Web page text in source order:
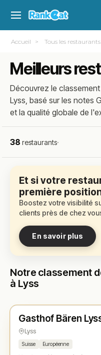
Accueil Tous les restaurants
Meilleurs
Découvrez le
Lyss, basé sur les notes
et la qualité globale de
38 restaurants·
Et si votre
première
Boostez votre visibilité
clients près de chez
En savoir plus
Notre classement
à Lyss
★ N° 1
Gasthof Bären
Lyss
Suisse Européenne